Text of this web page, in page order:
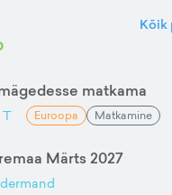
Kõik
matkama
T Euroopa Matkamine
Märts 2027